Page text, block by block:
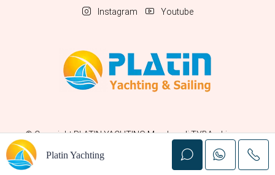
Instagram Youtube
© CopyrightPLATIN YACHTINGMembro di TYBA e Licenza
Platin Yachting